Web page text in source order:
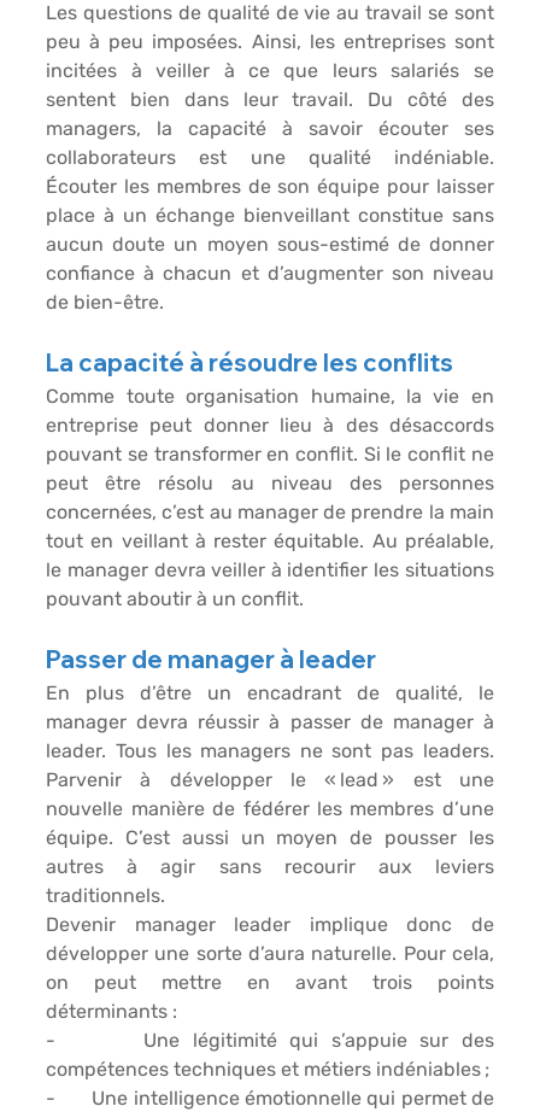
Les questions de qualité de vie au travail se sont
peu à peu imposées. Ainsi, les entreprises sont
incitées à veiller à ce que leurs salariés se
sentent bien dans leur travail. Du côté des
managers, la capacité à savoir écouter ses
collaborateurs est une qualité indéniable.
Écouter les membres de son équipe pour laisser
place à un échange bienveillant constitue sans
aucun doute un moyen sous-estimé de donner
confiance à chacun et d’augmenter son niveau
de bien-être.
La capacité à résoudre les conflits
Comme toute organisation humaine, la vie en
entreprise peut donner lieu à des désaccords
pouvant se transformer en conflit. Si le conflit ne
peut être résolu au niveau des personnes
concernées, c’est au manager de prendre la main
tout en veillant à rester équitable. Au préalable,
le manager devra veiller à identifier les situations
pouvant aboutir à un conflit.
Passer de manager à leader
En plus d’être un encadrant de qualité, le
manager devra réussir à passer de manager à
leader. Tous les managers ne sont pas leaders.
Parvenir à développer le « lead » est une
nouvelle manière de fédérer les membres d’une
équipe. C’est aussi un moyen de pousser les
autres à agir sans recourir aux leviers
traditionnels.
Devenir manager leader implique donc de
développer une sorte d’aura naturelle. Pour cela,
on peut mettre en avant trois points
déterminants :
-       Une légitimité qui s’appuie sur des
-       Une intelligence émotionnelle qui permet de